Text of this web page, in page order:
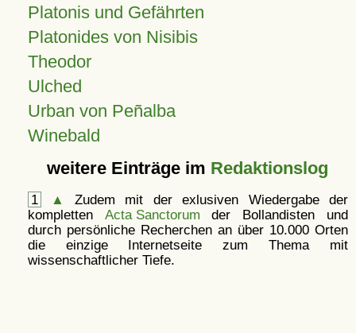
Platonis und Gefährten
Platonides von Nisibis
Theodor
Ulched
Urban von Peñalba
Winebald
weitere Einträge im Redaktionslog
1 ▲
Zudem mit der exlusiven Wiedergabe der
kompletten Acta Sanctorum der Bollandisten und
durch persönliche Recherchen an über 10.000 Orten
die einzige Internetseite zum Thema mit
wissenschaftlicher Tiefe.